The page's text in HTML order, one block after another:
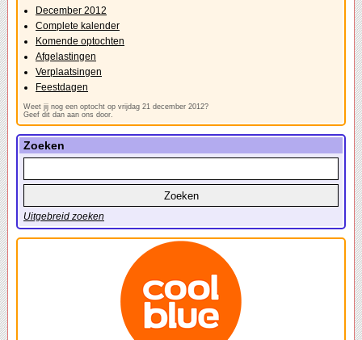
December 2012
Complete kalender
Komende optochten
Afgelastingen
Verplaatsingen
Feestdagen
Weet jij nog een optocht op vrijdag 21 december 2012?
Geef dit dan aan ons door.
Zoeken
Uitgebreid zoeken